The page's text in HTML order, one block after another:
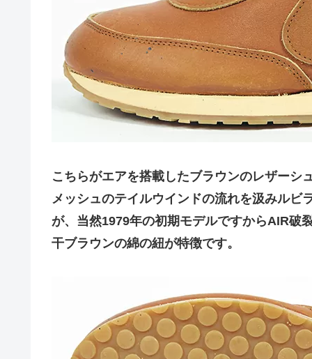
こちらがエアを搭載したブラウンのレザーシ
メッシュのテイルウインドの流れを汲みルビ
が、当然1979年の初期モデルですからAIR破
干ブラウンの綿の紐が特徴です。